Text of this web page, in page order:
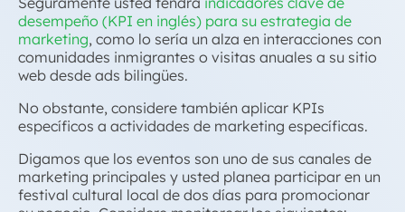
desempeño (KPI en inglés) para su estrategia de
marketing, como lo sería un alza en interacciones con
comunidades inmigrantes o visitas anuales a su sitio
web desde ads bilingües.
No obstante, considere también aplicar KPIs
específicos a actividades de marketing específicas.
Digamos que los eventos son uno de sus canales de
marketing principales y usted planea participar en un
festival cultural local de dos días para promocionar